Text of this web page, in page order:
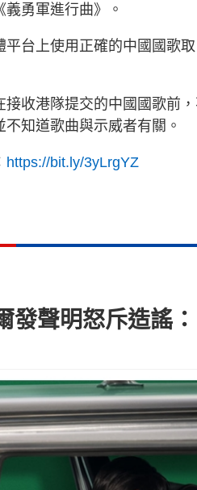
勇軍進行曲》。
台上使用正確的中國國歌取
收港隊提交的中國國歌前
知道歌曲與示威者有關。
https://bit.ly/3yLrgYZ
聲明怒斥造謠